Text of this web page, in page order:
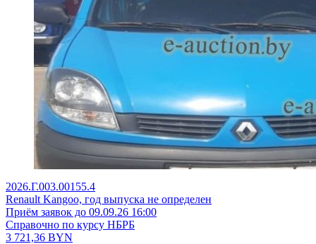
2026.Г.003.00155.4
Renault Kangoo, год выпуска не определен
Приём заявок до 09.09.26 16:00
Справочно по курсу НБРБ
3 721,36 BYN